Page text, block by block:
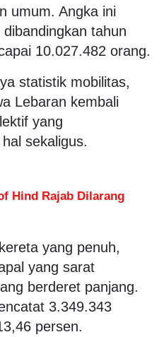
umum. Angka ini
tahun
10.027.482 orang.
statistik mobilitas,
Lebaran kembali
yang
sekaligus.
Hind Rajab Dilarang
yang penuh,
yang sarat
berderet panjang.
3.349.343
persen.